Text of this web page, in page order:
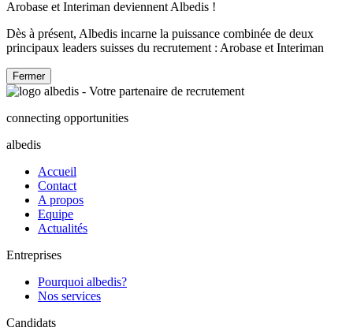
Arobase et Interiman deviennent Albedis !
Dès à présent, Albedis incarne la puissance combinée de deux
principaux leaders suisses du recrutement : Arobase et Interiman
Fermer
connecting opportunities
albedis
Accueil
Contact
A propos
Equipe
Actualités
Entreprises
Pourquoi albedis?
Nos services
Candidats